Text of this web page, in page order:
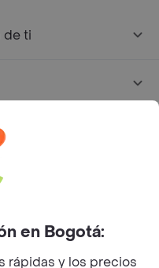
de ti
Instagram
reserved.
en Bogotá:
rápidas y los precios